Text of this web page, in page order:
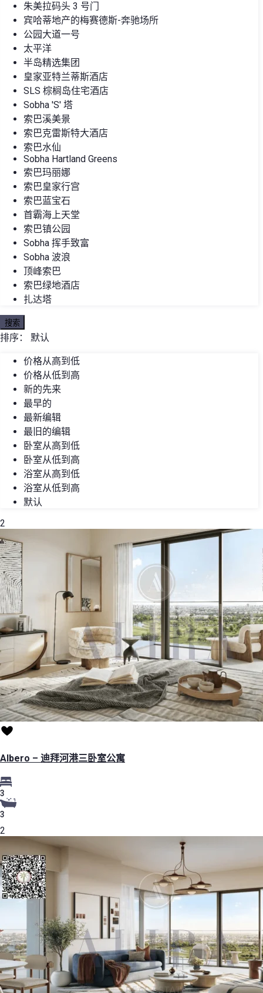
朱美拉码头 3 号门
宾哈蒂地产的梅赛德斯-奔驰场所
公园大道一号
太平洋
半岛精选集团
皇家亚特兰蒂斯酒店
SLS 棕榈岛住宅酒店
Sobha 'S' 塔
索巴溪美景
索巴克雷斯特大酒店
索巴水仙
Sobha Hartland Greens
索巴玛丽娜
索巴皇家行宫
索巴蓝宝石
首霸海上天堂
索巴镇公园
Sobha 挥手致富
Sobha 波浪
顶峰索巴
索巴绿地酒店
扎达塔
搜索
排序： 默认
价格从高到低
价格从低到高
新的先来
最早的
最新编辑
最旧的编辑
卧室从高到低
卧室从低到高
浴室从高到低
浴室从低到高
默认
2
Albero – 迪拜河港三卧室公寓
3
3
2